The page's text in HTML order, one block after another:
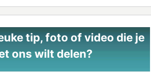
tip, foto of video die je
ons wilt delen?